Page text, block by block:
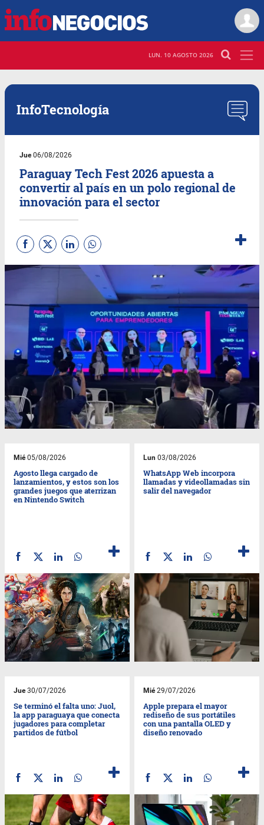
LUN. 10 AGOSTO 2026
InfoTecnología
Jue06/08/2026
Paraguay Tech Fest 2026 apuesta a
convertir al país en un polo regional de
innovación para el sector
Mié05/08/2026
Agosto llega cargado de
lanzamientos, y estos son los
grandes juegos que aterrizan
en Nintendo Switch
Lun 03/08/2026
WhatsApp Web incorpora
llamadas y videollamadas sin
salir del navegador
Jue30/07/2026
Se terminó el falta uno: Juol,
la app paraguaya que conecta
jugadores para completar
partidos de fútbol
Mié29/07/2026
Apple prepara el mayor
rediseño de sus portátiles
con una pantalla OLED y
diseño renovado